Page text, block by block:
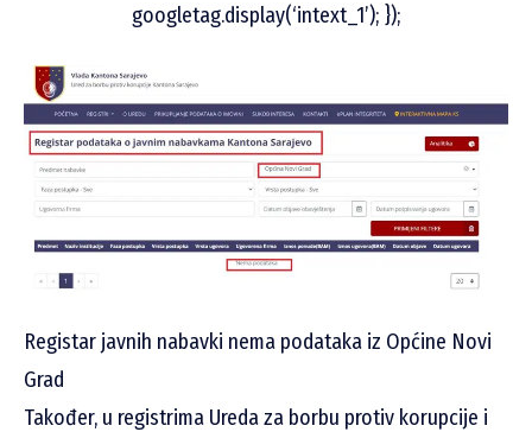
googletag.display(‘intext_1’); });
Registar javnih nabavki nema podataka iz Općine Novi
Grad
Također, u registrima Ureda za borbu protiv korupcije i